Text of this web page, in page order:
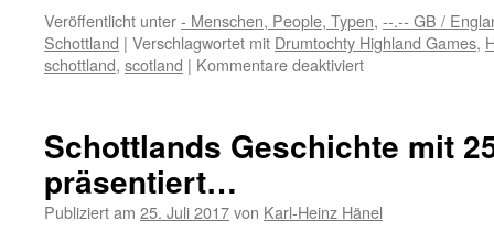
Castle
Veröffentlicht unter- Menschen, People, Typen, --.-- GB /
Schottland | Verschlagwortet mit Drumtochty Highland Games,
schottland, scotland | Kommentare deaktiviertfür
aus
Schottlands Geschichte mit
präsentiert…
Publiziert am 25. Juli 2017von Karl-Heinz Hänel